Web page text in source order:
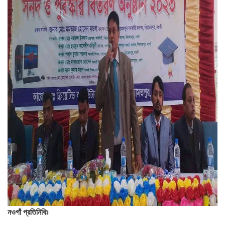
নওগাঁ প্রতিনিধিঃ